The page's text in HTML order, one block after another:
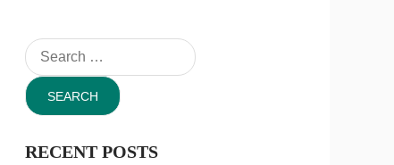
Search
for:
RECENT POSTS